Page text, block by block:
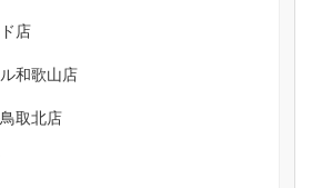
店
和歌山店
取北店